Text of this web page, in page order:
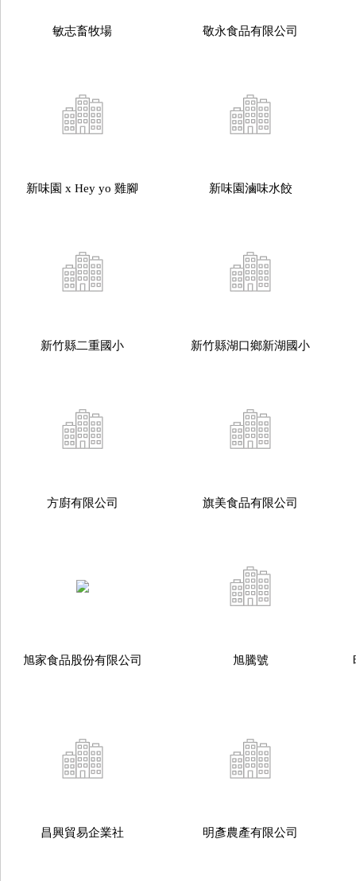
敏志畜牧場 敬永食品有限公司
新味園 x Hey yo 雞腳 新味園滷味水餃
新竹縣二重國小 新竹縣湖口鄉新湖國小
方廚有限公司 旗美食品有限公司
旭家食品股份有限公司 旭騰號
昌興貿易企業社 明彥農產有限公司